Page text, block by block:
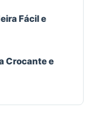
Fácil e
Crocante e